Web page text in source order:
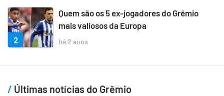
2
Quem são os 5 ex-jogadores do Grêmio
mais valiosos da Europa
há 2 anos
Últimas notícias do Grêmio